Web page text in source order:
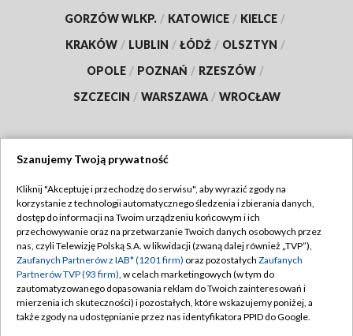
GORZÓW WLKP. / KATOWICE / KIELCE /
KRAKÓW / LUBLIN / ŁÓDŹ / OLSZTYN /
OPOLE / POZNAŃ / RZESZÓW /
SZCZECIN / WARSZAWA / WROCŁAW
TVP
Abonament TVP
Emisja w TVP
Centrum informacji TVP
Naziemna Telewizja Cyfrowa
Regulamin TVP
Polityka prywatności
Moje zgody
Pomoc
Szanujemy Twoją prywatność
Kliknij "Akceptuję i przechodzę do serwisu", aby wyrazić zgody na
korzystanie z technologii automatycznego śledzenia i zbierania danych,
dostęp do informacji na Twoim urządzeniu końcowym i ich
przechowywanie oraz na przetwarzanie Twoich danych osobowych przez
nas, czyli Telewizję Polską S.A. w likwidacji (zwaną dalej również „TVP”),
Zaufanych Partnerów z IAB* (1201 firm) oraz pozostałych Zaufanych
Partnerów TVP (93 firm), w celach marketingowych (w tym do
zautomatyzowanego dopasowania reklam do Twoich zainteresowań i
mierzenia ich skuteczności) i pozostałych, które wskazujemy poniżej, a
także zgody na udostępnianie przez nas identyfikatora PPID do Google.